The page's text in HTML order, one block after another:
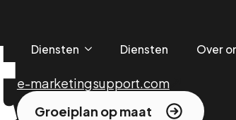
Diensten Diensten Over
e-marketingsupport.com
Groeiplan op maat
Amazon Prime Day, Black Friday en